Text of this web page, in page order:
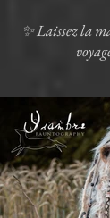
✨ Laissez la